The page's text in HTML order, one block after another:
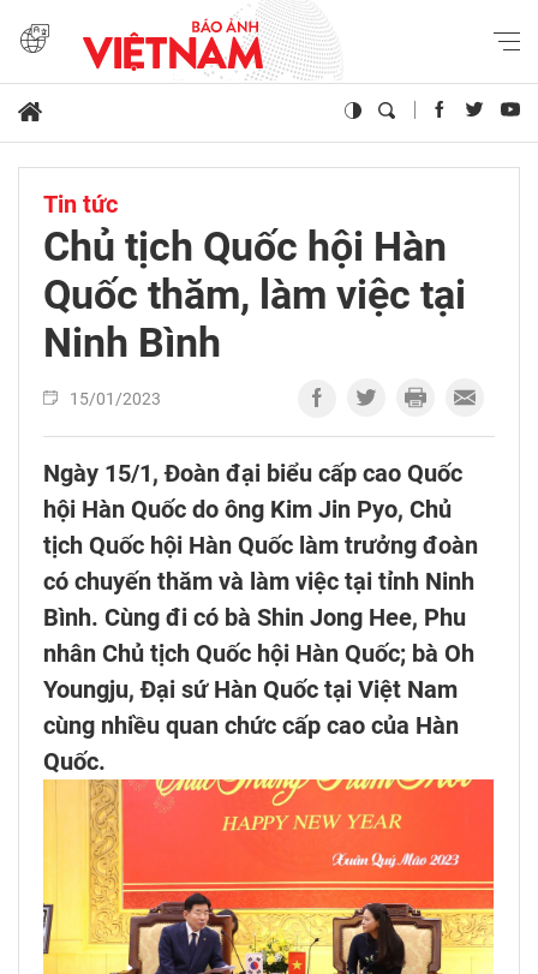
Tin tức
Chủ tịch Quốc hội Hàn
Quốc thăm, làm việc tại
Ninh Bình
15/01/2023
Ngày 15/1, Đoàn đại biểu cấp cao Quốc
hội Hàn Quốc do ông Kim Jin Pyo, Chủ
tịch Quốc hội Hàn Quốc làm trưởng đoàn
có chuyến thăm và làm việc tại tỉnh Ninh
Bình. Cùng đi có bà Shin Jong Hee, Phu
nhân Chủ tịch Quốc hội Hàn Quốc; bà Oh
Youngju, Đại sứ Hàn Quốc tại Việt Nam
cùng nhiều quan chức cấp cao của Hàn
Quốc.